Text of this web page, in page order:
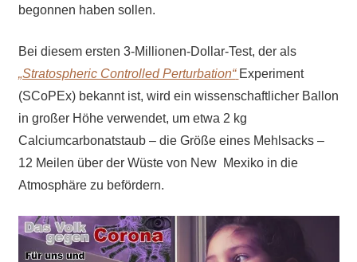
begonnen haben sollen.
Bei diesem ersten 3-Millionen-Dollar-Test, der als
„Stratospheric Controlled Perturbation“ Experiment
(SCoPEx) bekannt ist, wird ein wissenschaftlicher Ballon
in großer Höhe verwendet, um etwa 2 kg
Calciumcarbonatstaub – die Größe eines Mehlsacks –
12 Meilen über der Wüste von New Mexikoin die
Atmosphäre zu befördern.